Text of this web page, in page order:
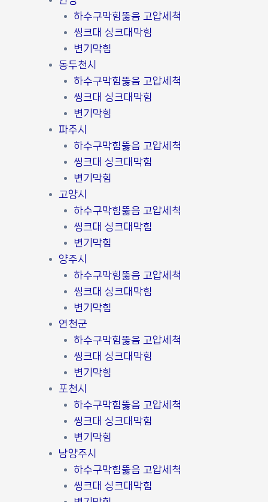
하수구막힘뚫음 고압세척
씽크대 싱크대막힘
변기막힘
동두천시
하수구막힘뚫음 고압세척
씽크대 싱크대막힘
변기막힘
파주시
하수구막힘뚫음 고압세척
씽크대 싱크대막힘
변기막힘
고양시
하수구막힘뚫음 고압세척
씽크대 싱크대막힘
변기막힘
양주시
하수구막힘뚫음 고압세척
씽크대 싱크대막힘
변기막힘
연천군
하수구막힘뚫음 고압세척
씽크대 싱크대막힘
변기막힘
포천시
하수구막힘뚫음 고압세척
씽크대 싱크대막힘
변기막힘
남양주시
하수구막힘뚫음 고압세척
씽크대 싱크대막힘